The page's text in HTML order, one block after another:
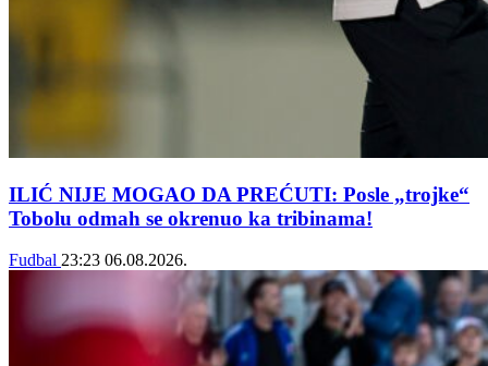
ILIĆ NIJE MOGAO DA PREĆUTI: Posle „trojke“
Tobolu odmah se okrenuo ka tribinama!
Fudbal 23:23 06.08.2026.